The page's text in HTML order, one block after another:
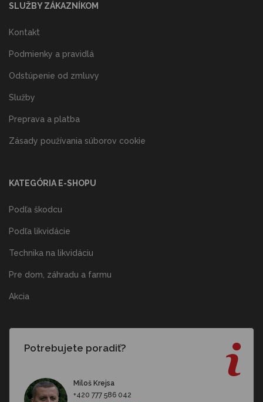
SLUŽBY ZÁKAZNÍKOM
Kontakt
Podmienky a pravidlá
Odstúpenie od zmluvy
Služby
Preprava a platba
Zásady používania súborov cookie
KATEGÓRIA E-SHOPU
Podľa škodcu
Podľa likvidácie
Technika na likvidáciu
Pre dom, záhradu a farmu
Akcia
Potrebujete poradiť?
Miloš Krejsa
+420 777 586 042